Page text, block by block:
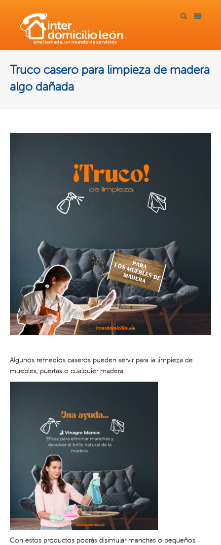
Truco casero para limpieza de madera
algo dañada
Algunos remedios caseros pueden servir para la limpieza de
muebles, puertas o cualquier madera
Con estos productos podrás disimular manchas o pequeños